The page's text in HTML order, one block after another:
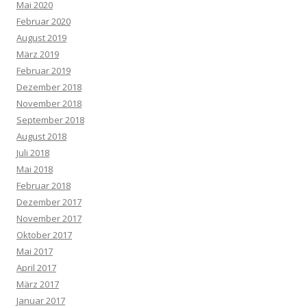
Mai 2020
Februar 2020
August 2019
März 2019
Februar 2019
Dezember 2018
November 2018
September 2018
August 2018
Juli 2018
Mai 2018
Februar 2018
Dezember 2017
November 2017
Oktober 2017
Mai 2017
April 2017
März 2017
Januar 2017